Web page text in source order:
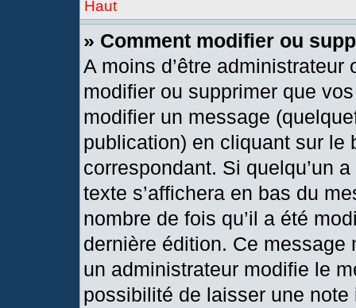
Haut
» Comment modifier ou
A moins d’être
modifier ou supprimer que
modifier un message
publication) en cliquant sur le
correspondant. Si quelqu’un
texte s’affichera en bas du
nombre de fois qu’il a été
dernière édition. Ce message
un administrateur modifie le
possibilité de laisser une